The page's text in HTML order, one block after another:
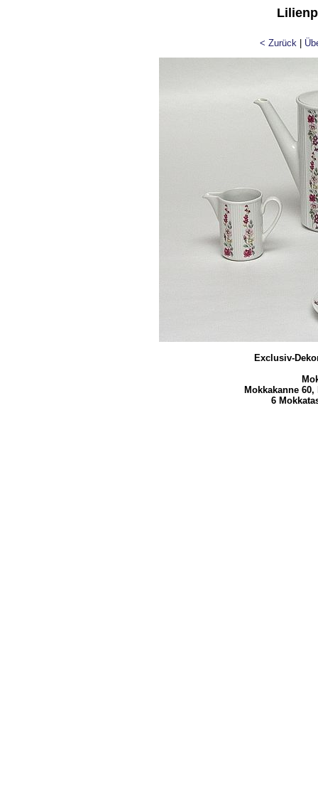
< Zurück
Exclusiv-
Mokkakanne
6